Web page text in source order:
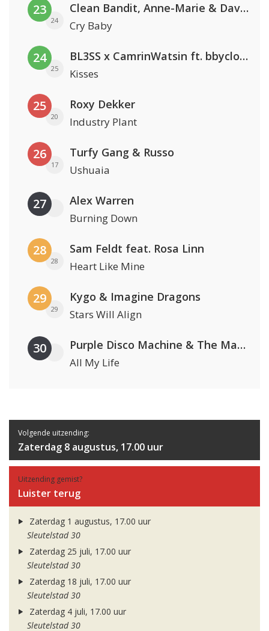
23
24
Clean Bandit, Anne-Marie & David Guetta
Cry Baby
24
25
BL3SS x CamrinWatsin ft. bbyclose
Kisses
25
20
Roxy Dekker
Industry Plant
26
17
Turfy Gang & Russo
Ushuaia
27 Alex Warren
Burning Down
28
28
Sam Feldt feat. Rosa Linn
Heart Like Mine
29
29
Kygo & Imagine Dragons
Stars Will Align
30 Purple Disco Machine & The Magician
All My Life
Volgende uitzending:
Zaterdag 8 augustus, 17.00 uur
Uitzending gemist?
Luister terug
Zaterdag 1 augustus, 17.00 uur
Sleutelstad 30
Zaterdag 25 juli, 17.00 uur
Sleutelstad 30
Zaterdag 18 juli, 17.00 uur
Sleutelstad 30
Zaterdag 4 juli, 17.00 uur
Sleutelstad 30